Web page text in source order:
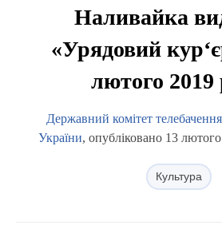
Наливайка
«Урядовий
лютого 2019
Державний комітет
України, опубліковано 13
Культура